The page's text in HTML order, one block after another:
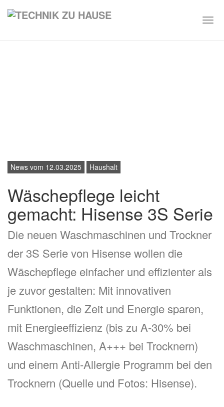
News vom 12.03.2025 Haushalt
Wäschepflege leicht
gemacht: Hisense 3S Serie
Die neuen Waschmaschinen und Trockner
der 3S Serie von Hisense wollen die
Wäschepflege einfacher und effizienter als
je zuvor gestalten: Mit innovativen
Funktionen, die Zeit und Energie sparen,
mit Energieeffizienz (bis zu A-30% bei
Waschmaschinen, A+++ bei Trocknern)
und einem Anti-Allergie Programm bei den
Trocknern (Quelle und Fotos: Hisense).